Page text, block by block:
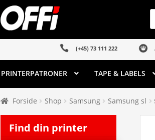
Spring
til
Spring
til
(+45) 73 111 222
PRINTERPATRONER TAPE & LABELS
Forside Shop Samsung Samsung sl
Find din printer